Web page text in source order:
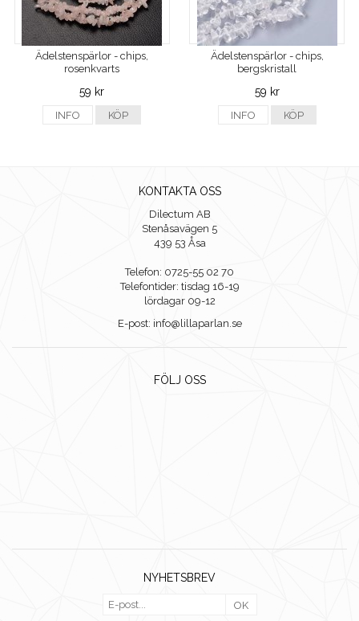
Ädelstenspärlor - chips,
rosenkvarts
59 kr
INFO KÖP
Ädelstenspärlor - chips,
bergskristall
59 kr
INFO KÖP
KONTAKTA OSS
Dilectum AB
Stenåsavägen 5
439 53 Åsa
Telefon: 0725-55 02 70
Telefontider: tisdag 16-19
lördagar 09-12
E-post: info@lillaparlan.se
FÖLJ OSS
NYHETSBREV
OK